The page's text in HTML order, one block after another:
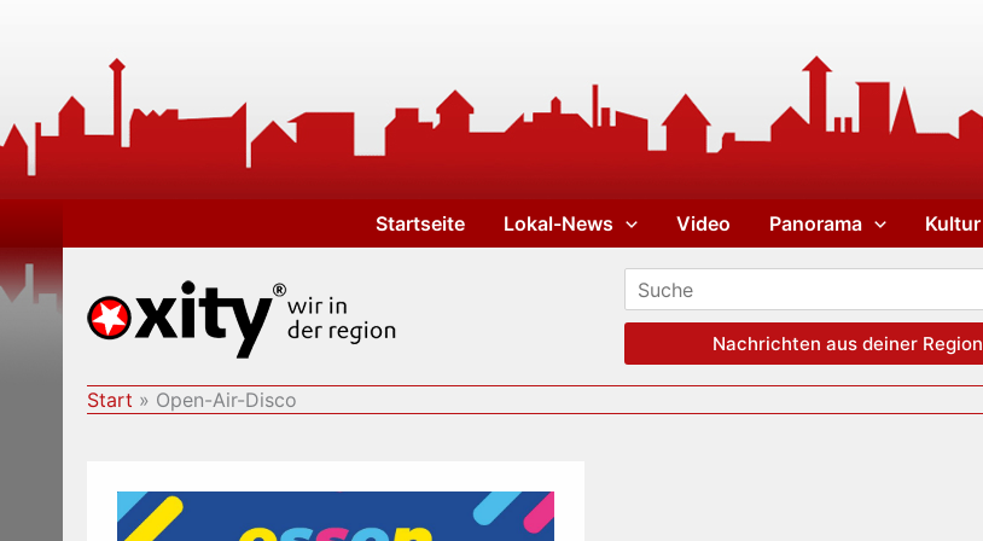
Startseite Lokal-News Video Panorama Kultur
Nachrichten aus deiner Region
Start Open-Air-Disco